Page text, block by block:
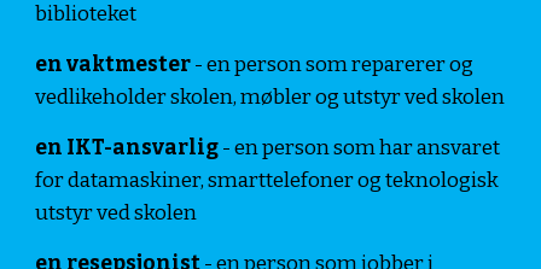
biblioteket
en vaktmester- en person som reparerer og
vedlikeholder skolen, møbler og utstyr ved skolen
en IKT-ansvarlig- en person som har ansvaret
for datamaskiner, smarttelefoner og teknologisk
utstyr ved skolen
en resepsjonist- en person som jobber i